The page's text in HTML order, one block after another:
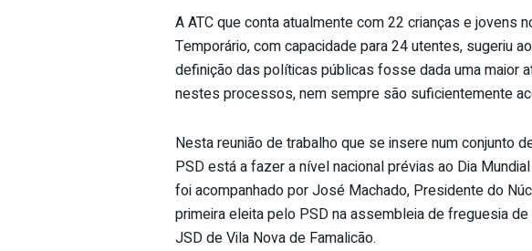
A ATC que conta atualmente com 22 crianças e jovens
Temporário, com capacidade para 24 utentes, sugeriu
definição das políticas públicas fosse dada uma maior
nestes processos, nem sempre são suficientemente
Nesta reunião de trabalho que se insere num conjunto
PSD está a fazer a nível nacional prévias ao Dia
foi acompanhado por José Machado, Presidente do
primeira eleita pelo PSD na assembleia de freguesia
JSD de Vila Nova de Famalicão.